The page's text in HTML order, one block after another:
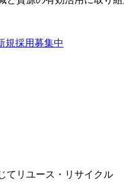
規採用募集中
てリユース・リサイクル